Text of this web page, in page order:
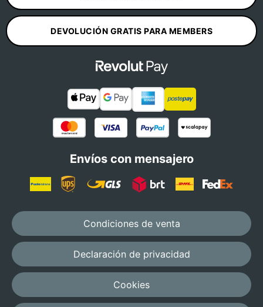
DEVOLUCIÓN GRATIS PARA MEMBERS
Envíos con mensajero
Condiciones de venta
Declaración de privacidad
Cookies